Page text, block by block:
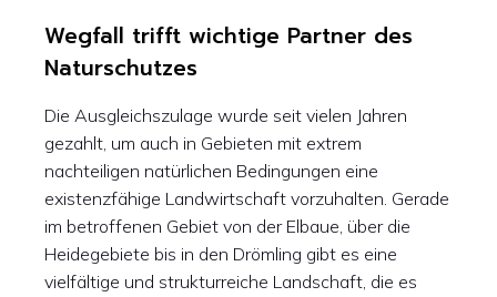
Wegfall trifft wichtige Partner des
Naturschutzes
Die Ausgleichszulage wurde seit vielen Jahren
gezahlt, um auch in Gebieten mit extrem
nachteiligen natürlichen Bedingungen eine
existenzfähige Landwirtschaft vorzuhalten. Gerade
im betroffenen Gebiet von der Elbaue, über die
Heidegebiete bis in den Drömling gibt es eine
vielfältige und strukturreiche Landschaft, die es